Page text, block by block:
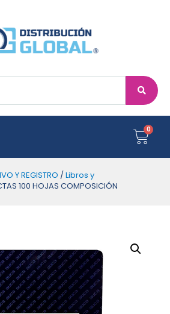
Y REGISTRO /Libros y
100 HOJAS COMPOSICIÓN